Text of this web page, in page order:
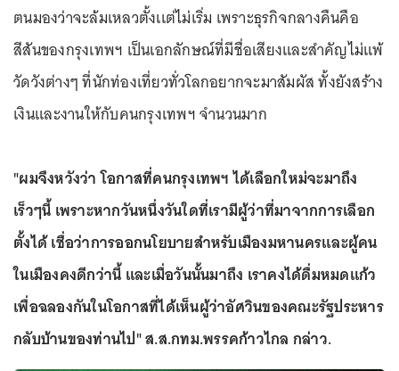
ตนมองว่าจะล้มเหลวตั้งเเต่ไม่เริ่ม เพราะธุรกิจกลางคืนคือ
สีสันของกรุงเทพฯ เป็นเอกลักษณ์ที่มีชื่อเสียงและสำคัญไม่แพ้
วัดวังต่างๆ ที่นักท่องเที่ยวทั่วโลกอยากจะมาสัมผัส ทั้งยังสร้าง
เงินเเละงานให้กับคนกรุงเทพฯ จำนวนมาก
"ผมจึงหวังว่า โอกาสที่คนกรุงเทพฯ ได้เลือกใหม่จะมาถึง
เร็วๆนี้ เพราะหากวันหนึ่งวันใดที่เรามีผู้ว่าที่มาจากการเลือก
ตั้งได้ เชื่อว่าการออกนโยบายสำหรับเมืองมหานครและผู้คน
ในเมืองคงดีกว่านี้ เเละเมื่อวันนั้นมาถึง เราคงได้ดื่มหมดเเก้ว
เพื่อฉลองกันในโอกาสที่ได้เห็นผู้ว่าอัศวินของคณะรัฐประหาร
กลับบ้านของท่านไป" ส.ส.กทม.พรรคก้าวไกล กล่าว.